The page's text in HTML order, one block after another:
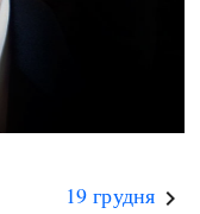
19 грудня keyboard_arrow_right